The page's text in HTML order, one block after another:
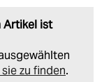
Artikel ist
zu finden.